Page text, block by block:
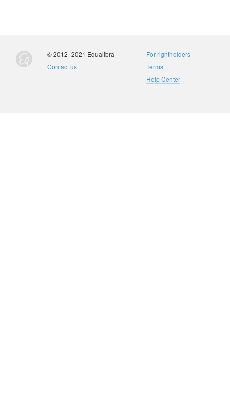
© 2012–2021 Equalibra
Contact us
For rightholders
Terms
Help Center